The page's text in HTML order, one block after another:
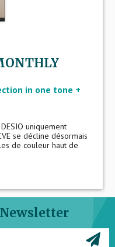
in one tone +
uniquement
se décline désormais
de couleur haut de